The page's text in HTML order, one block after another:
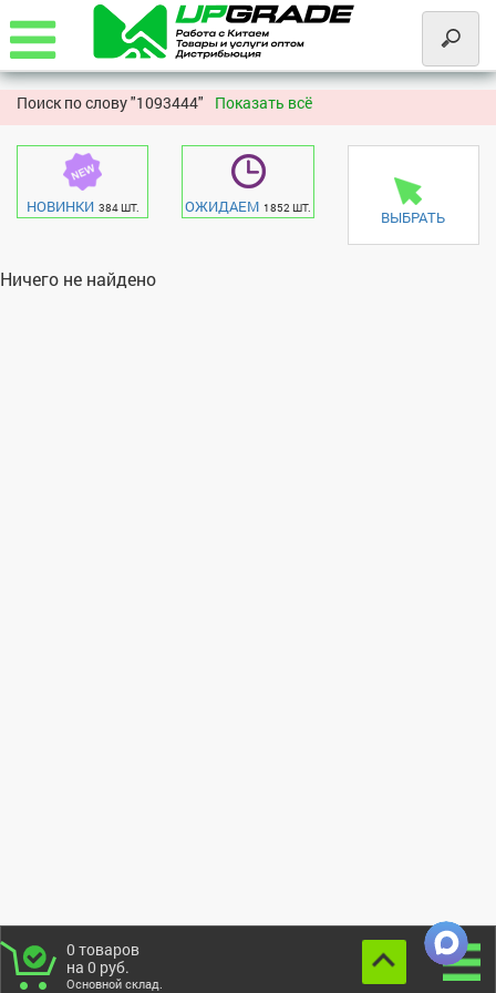
Поиск по слову "1093444" Показать всё
НОВИНКИ 384 ШТ. ОЖИДАЕМ 1852 ШТ. ВЫБРАТЬ
Ничего не найдено
0 товаров
на 0 руб.
Основной склад.